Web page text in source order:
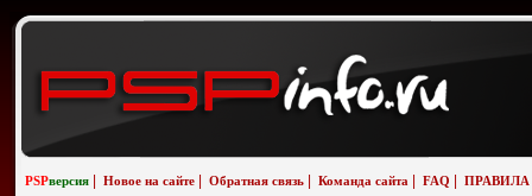
PSPверсия Новое на сайте Обратная связь Команда сайта FAQ ПРАВИЛА